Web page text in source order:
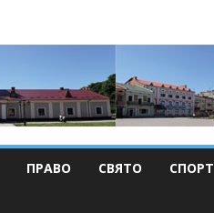
ПРАВО СВЯТО СПОРТ